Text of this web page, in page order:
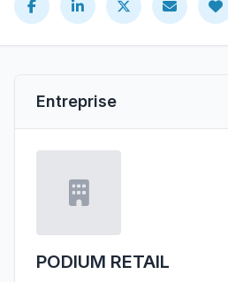
Entreprise
PODIUM RETAIL